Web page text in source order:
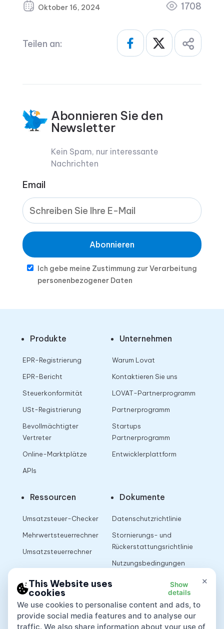
Oktober 16, 2024 1708
Teilen an:
Abonnieren Sie den
Newsletter
Kein Spam, nur interessante
Nachrichten
Email
Abonnieren
Ich gebe meine Zustimmung zur Verarbeitung
personenbezogener Daten
Produkte
EPR-Registrierung
EPR-Bericht
Steuerkonformität
USt-Registrierung
Bevollmächtigter
Vertreter
Online-Marktplätze
APIs
Unternehmen
Warum Lovat
Kontaktieren Sie uns
LOVAT-Partnerprogramm
Partnerprogramm
Startups
Partnerprogramm
Entwicklerplattform
Ressourcen
Umsatzsteuer-Checker
Mehrwertsteuerrechner
Umsatzsteuerrechner
Dokumente
Datenschutzrichtlinie
Stornierungs- und
Rückerstattungsrichtlinie
Nutzungsbedingungen
×
This Website uses
cookies
Show
details
We use cookies to personalise content and ads, to
provide social media features and to analyse our
traffic. We also share information about your use of